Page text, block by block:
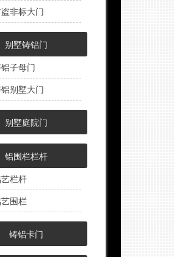
非标大门
别墅铸铝门
子母门
别墅大门
别墅庭院门
铝围栏栏杆
栏杆
围栏
铸铝卡门